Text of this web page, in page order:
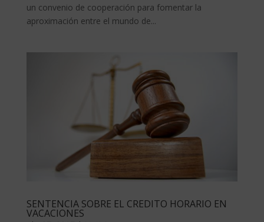
un convenio de cooperación para fomentar la
aproximación entre el mundo de...
SENTENCIA SOBRE EL CREDITO HORARIO EN
VACACIONES